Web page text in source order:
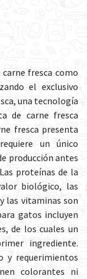
fresca como
el exclusivo
una tecnología
de carne fresca
fresca presenta
un único
producción antes
proteínas de la
biológico, las
las vitaminas son
gatos incluyen
de los cuales un
ingrediente.
y requerimientos
colorantes ni